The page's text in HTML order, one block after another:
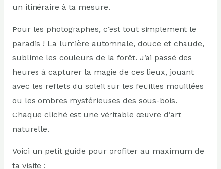
un itinéraire à ta mesure.
Pour les photographes, c’est tout simplement le
paradis ! La lumière automnale, douce et chaude,
sublime les couleurs de la forêt. J’ai passé des
heures à capturer la magie de ces lieux, jouant
avec les reflets du soleil sur les feuilles mouillées
ou les ombres mystérieuses des sous-bois.
Chaque cliché est une véritable œuvre d’art
naturelle.
Voici un petit guide pour profiter au maximum de
ta visite :